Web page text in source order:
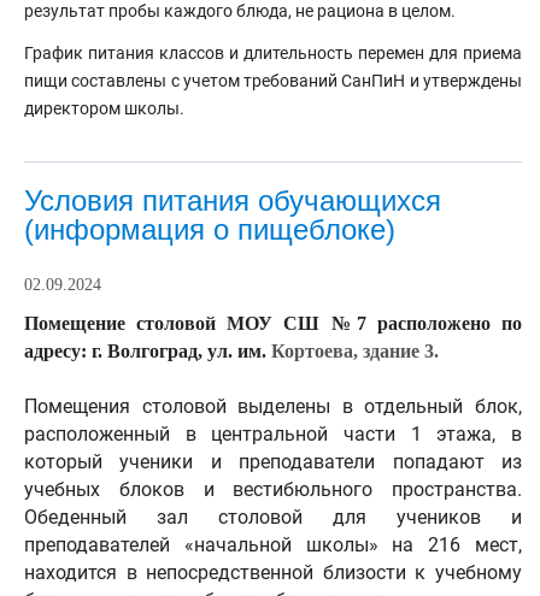
результат пробы каждого блюда, не рациона в целом.
График питания классов и длительность перемен для приема
пищи составлены с учетом требований СанПиН и утверждены
директором школы.
Условия питания обучающихся
(информация о пищеблоке)
02.09.2024
Помещение столовой МОУ СШ №7 расположено по
адресу: г. Волгоград, ул. им. Кортоева, здание 3.
Помещения столовой выделены в отдельный блок,
расположенный в центральной части 1 этажа, в
который ученики и преподаватели попадают из
учебных блоков и вестибюльного пространства.
Обеденный зал столовой для учеников и
преподавателей «начальной школы» на 216 мест,
находится в непосредственной близости к учебному